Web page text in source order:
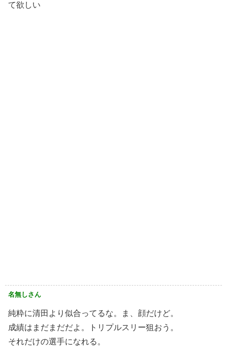
て欲しい
名無しさん
純粋に清田より似合ってるな。ま、顔だけど。
成績はまだまだだよ。トリプルスリー狙おう。
それだけの選手になれる。